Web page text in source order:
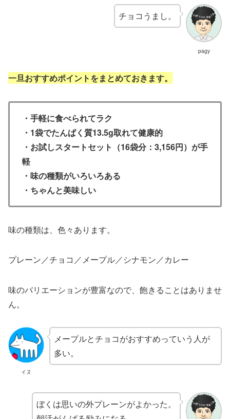
pagy
チョコうまし。
一旦おすすめポイントをまとめておきます。
・手軽に食べられてラク
・1袋でたんぱく質13.5g取れて健康的
・お試しスタートセット（16袋分：3,156円）が手
軽
・味の種類がいろいろある
・ちゃんと美味しい
味の種類は、色々あります。
プレーン／チョコ／メープル／シナモン／カレー
味のバリエーションが豊富なので、飽きることはありませ
ん。
イヌ
メープルとチョコがおすすめっていう人が
多い。
ぼくは思いの外プレーンがよかった。